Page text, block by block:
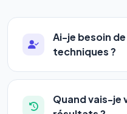
Ai-je besoin
techniques ?
Absolument pas. Notre
être accessible àtous
commerçants, auto-
Quand vais-je